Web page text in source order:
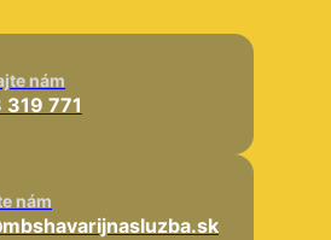
nám
771
nám